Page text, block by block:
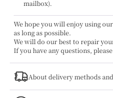
mailbox).
We hope you will enjoy using
as long as possible.
We will do our best to repair
If you have any questions,
About delivery methods